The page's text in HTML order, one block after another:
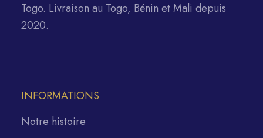
Togo. Livraison au Togo, Bénin et Mali depuis
2020.
INFORMATIONS
Notre histoire